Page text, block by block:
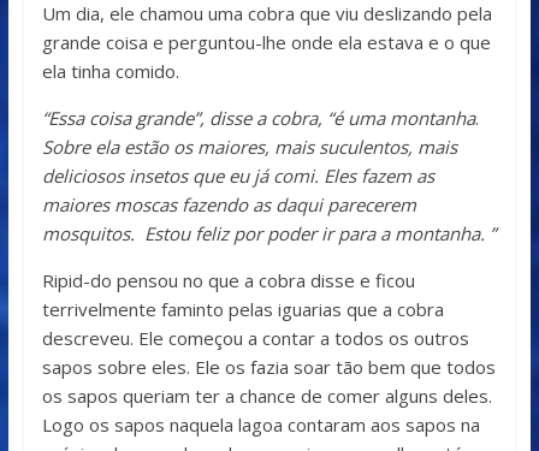
Um dia, ele chamou uma cobra que viu deslizando pela
grande coisa e perguntou-lhe onde ela estava e o que
ela tinha comido.
“Essa coisa grande”, disse a cobra, “é uma montanha.
Sobre ela estão os maiores, mais suculentos, mais
deliciosos insetos que eu já comi. Eles fazem as
maiores moscas fazendo as daqui parecerem
mosquitos. Estou feliz por poder ir para a montanha. ”
Ripid-do pensou no que a cobra disse e ficou
terrivelmente faminto pelas iguarias que a cobra
descreveu. Ele começou a contar a todos os outros
sapos sobre eles. Ele os fazia soar tão bem que todos
os sapos queriam ter a chance de comer alguns deles.
Logo os sapos naquela lagoa contaram aos sapos na